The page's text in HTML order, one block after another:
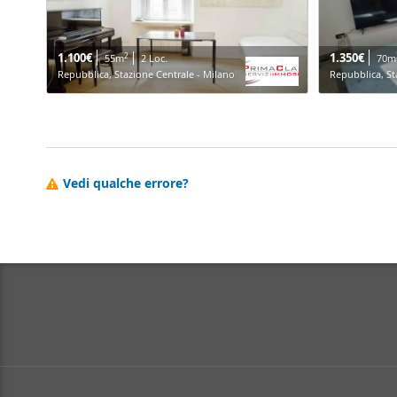
1.100€ 55m2
2 Loc.
Repubblica, Stazione Centrale - Milano
1.350€ 70m
Repubblica,
Vedi qualche errore?